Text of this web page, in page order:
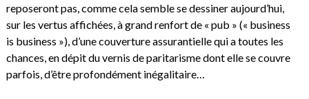
reposeront pas, comme cela semble se dessiner aujourd’hui,
sur les vertus affichées, à grand renfort de « pub » (« business
is business »), d’une couverture assurantielle qui a toutes les
chances, en dépit du vernis de paritarisme dont elle se couvre
parfois, d’être profondément inégalitaire…